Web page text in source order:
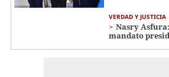
VERDAD Y JUSTICIA
Nasry
mandato